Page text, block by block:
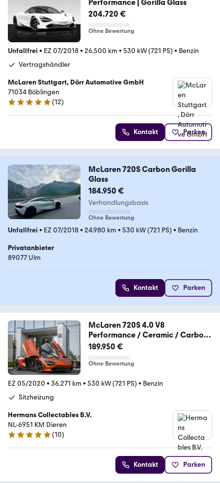
Performance | Gorilla Glass
204.720 €
Ohne Bewertung
Unfallfrei • EZ 07/2018• 26.500 km • 530 kW (721 PS) • Benzin
Vertragshändler
McLaren Stuttgart, Dörr Automotive GmbH
71034 Böblingen
5 Sterne
(12)
Kontakt Parken
McLaren 720S Carbon Gorilla
Glass
184.950 €
Verhandlungsbasis
Ohne Bewertung
Unfallfrei • EZ 07/2018• 24.980 km • 530 kW (721 PS) • Benzin
Privatanbieter
89077 Ulm
Kontakt Parken
McLaren 720S 4.0 V8
Performance / Ceramic / Carbon
- Pac
189.950 €
Ohne Bewertung
EZ 05/2020 • 36.271 km • 530 kW (721 PS) • Benzin
Sitzheizung
Hermans Collectables B.V.
NL-6951 KM Dieren
5 Sterne
(10)
Kontakt Parken